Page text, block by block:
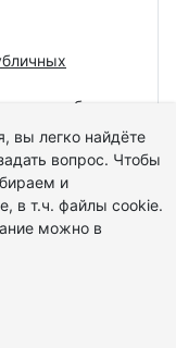
публичных
актов
вы легко найдёте
вопрос. Чтобы
и
в т.ч. файлы cookie.
можно в